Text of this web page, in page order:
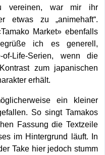
vereinen, war mir ihr
etwas zu „animehaft“.
Market» ebenfalls
ich es generell,
Life-Serien, wenn die
zum japanischen
erhält.
ein kleiner
So singt Tamakos
Fassung die Textzeile
im Hintergrund läuft. In
Take hier jedoch stumm